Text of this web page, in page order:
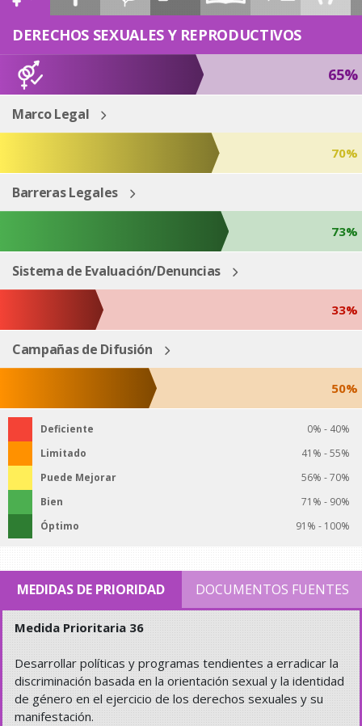
ESP ENG
DERECHOS SEXUALES Y REPRODUCTIVOS
65%
Marco Legal
70%
Barreras Legales
73%
Sistema de Evaluación/Denuncias
33%
Campañas de Difusión
50%
Deficiente
0% - 40%
Limitado
41% - 55%
Puede Mejorar
56% - 70%
Bien
71% - 90%
Óptimo
91% - 100%
MEDIDAS DE PRIORIDAD DOCUMENTOS FUENTES
Medida Prioritaria 36
Desarrollar políticas y programas tendientes a erradicar la
discriminación basada en la orientación sexual y la identidad
de género en el ejercicio de los derechos sexuales y su
manifestación.